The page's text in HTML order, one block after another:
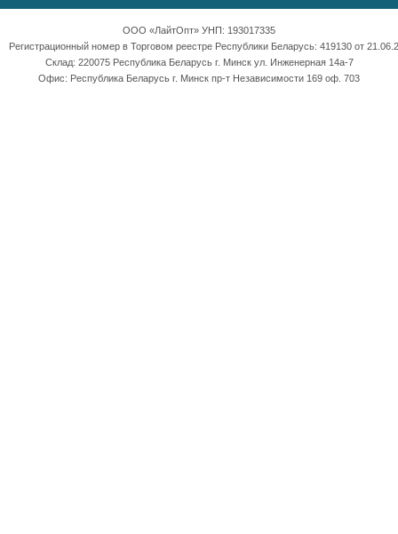
ООО «ЛайтОпт» УНП: 193017335
Регистрационный номер в Торговом реестре Республики Беларусь: 419130 от
Склад: 220075 Республика Беларусь г. Минск ул. Инженерная 14а-7
Офис: Республика Беларусь г. Минск пр-т Независимости 169 оф. 703